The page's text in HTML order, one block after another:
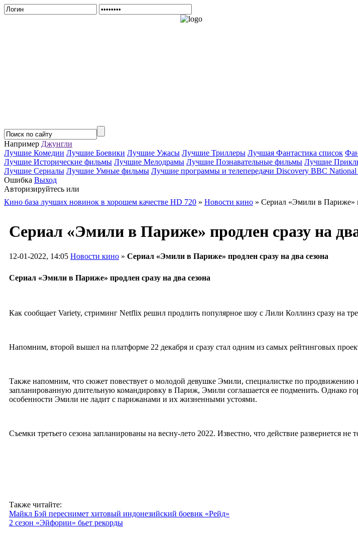
Например Джунгли
Лучшие Комедии Лучшие Боевики Лучшие Ужасы Лучшие Триллеры Лучшая Фантастика список
Лучшие Исторические фильмы Лучшие Мелодрамы Лучшие Познавательные фильмы Лучшие
Лучшие Сериалы Лучшие Умные фильмы Лучшие программы и телепередачи Discovery BBC National
Ошибка Выход
Авторизируйтесь или
Зарегистрируйтесь...
Кино база лучших новинок в хорошем качестве HD 720 » Новости кино » Сериал «Эмили в Париже»
Сериал «Эмили в Париже» продлен сразу на
12-01-2022, 14:05 Новости кино » Сериал «Эмили в Париже» продлен сразу на два сезона
Сериал «Эмили в Париже» продлен сразу на два сезона
Как сообщает Variety, стриминг Netflix решил продлить популярное шоу с Лили Коллинз сразу на
Напомним, второй вышел на платформе 22 декабря и сразу стал одним из самых рейтинговых
Также напомним, что сюжет повествует о молодой девушке Эмили, специалистке по продвижению
запланированную длительную командировку в Париж, Эмили соглашается ее подменить. Однако
особенности Эмили не ладит с парижанами и их жизненными устоями.
Съемки третьего сезона запланированы на весну-лето 2022. Известно, что действие развернется
Также читайте:
Майкл Бэй переснимет хитовый индонезийский боевик «Рейд»
2 сезон «Эйфории» бьет рекорды